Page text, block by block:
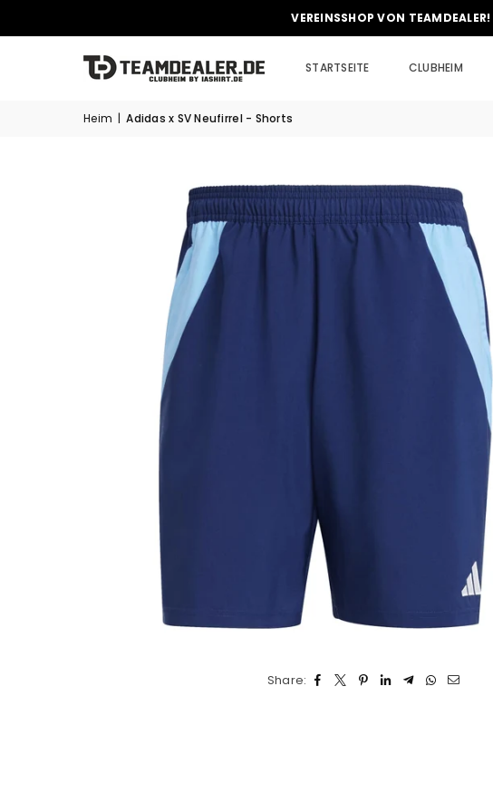
VEREINSSHOP VON TEAMDEALER!
STARTSEITE CLUBHEIM
Heim | Adidas x SV Neufirrel - Shorts
Share: